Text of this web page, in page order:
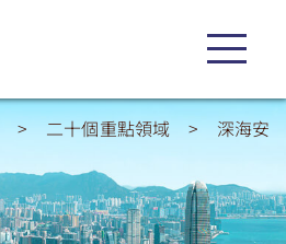
> 二十個重點領域 > 深海安